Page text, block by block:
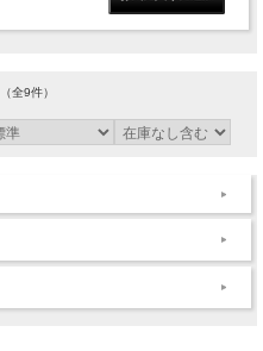
（全9件）